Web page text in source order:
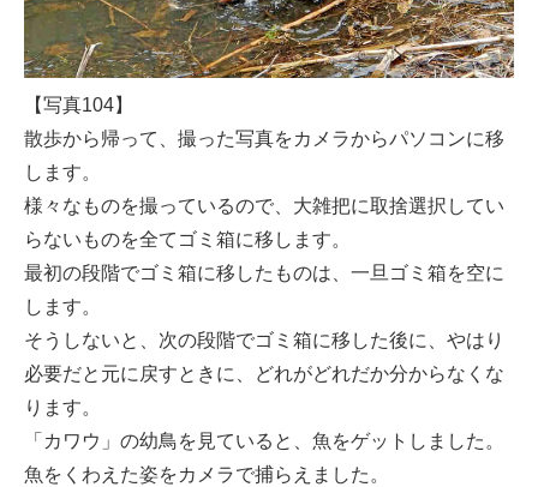
【写真104】
散歩から帰って、撮った写真をカメラからパソコンに移
します。
様々なものを撮っているので、大雑把に取捨選択してい
らないものを全てゴミ箱に移します。
最初の段階でゴミ箱に移したものは、一旦ゴミ箱を空に
します。
そうしないと、次の段階でゴミ箱に移した後に、やはり
必要だと元に戻すときに、どれがどれだか分からなくな
ります。
「カワウ」の幼鳥を見ていると、魚をゲットしました。
魚をくわえた姿をカメラで捕らえました。